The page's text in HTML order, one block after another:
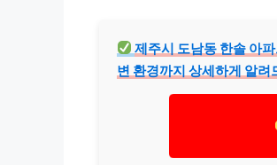
제주시 도남동 한솔 아
변 환경까지 상세하게 알려